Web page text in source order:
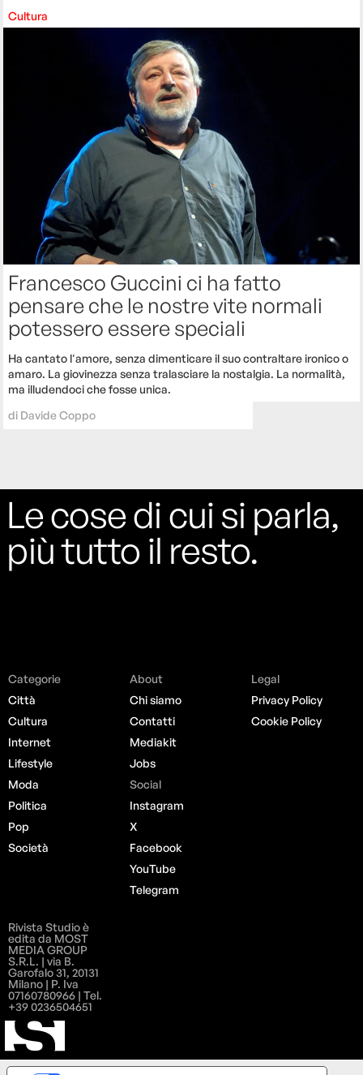
Cultura
Francesco Guccini ci ha fatto
pensare che le nostre vite normali
potessero essere speciali
Ha cantato l'amore, senza dimenticare il suo contraltare ironico o
amaro. La giovinezza senza tralasciare la nostalgia. La normalità,
ma illudendoci che fosse unica.
di Davide Coppo
Le cose di cui si parla,
più tutto il resto.
Categorie
Città
Cultura
Internet
Lifestyle
Moda
Politica
Pop
Società
About
Chi siamo
Contatti
Mediakit
Jobs
Social
Instagram
X
Facebook
YouTube
Telegram
Legal
Privacy Policy
Cookie Policy
Rivista Studio è
edita da MOST
MEDIA GROUP
S.R.L. | via B.
Garofalo 31, 20131
Milano | P. Iva
07160780966 | Tel.
+39 0236504651